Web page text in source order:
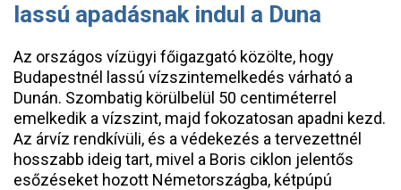
lassú apadásnak indul a Duna
Az országos vízügyi főigazgató közölte, hogy
Budapestnél lassú vízszintemelkedés várható a
Dunán. Szombatig körülbelül 50 centiméterrel
emelkedik a vízszint, majd fokozatosan apadni kezd.
Az árvíz rendkívüli, és a védekezés a tervezettnél
hosszabb ideig tart, mivel a Boris ciklon jelentős
esőzéseket hozott Németországba, kétpúpú